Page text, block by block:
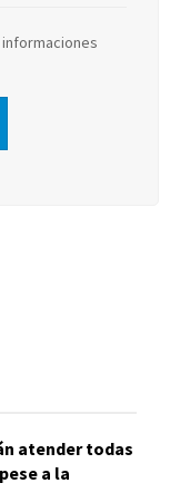
atender todas
a la